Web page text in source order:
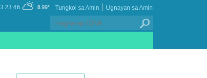
8.99° Ugnayan sa Amin
|
Tungkol sa Amin